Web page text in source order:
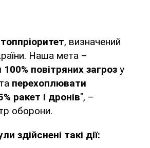
, визначений
Наша мета –
100% повітряних загроз у
перехоплювати
ракет і дронів", –
оборони.
здійснені такі дії: